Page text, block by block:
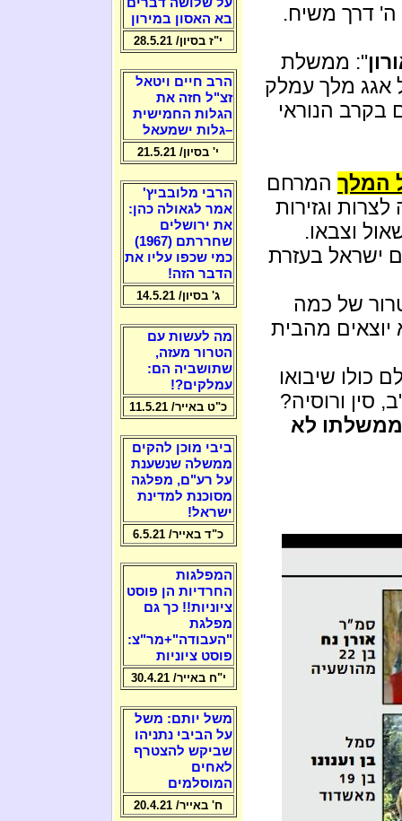
ה' דרך משיח.
": ממשלת
אגג מלך עמלק
בקרב הנוראי
המלך המרחם
וגזירות
וצבאו.
ישראל בעזרת
של כמה
יוצאים מהבית
כולו שיבואו
סין ורוסיה?
לא
בא האסון במירון
י"ז בסיון/ 28.5.21
הרב חיים ויטאל
זצ"ל חזה את
הגלות החמישית
–גלות ישמעאל
י' בסיון/ 21.5.21
הרבי מלובביץ'
אמר לגאולה כהן:
את ירושלים
שחררתם (1967)
כמי שכפו עליו את
הדבר הזה!
ג' בסיון/ 14.5.21
מה לעשות עם
הטרור מעזה,
שתושביה הם:
עמלקים?!
כ"ט באייר/ 11.5.21
ביבי מוכן להקים
ממשלה שנשענת
על רע"ם, מפלגה
מסוכנת למדינת
ישראל!
כ"ד באייר/ 6.5.21
המפלגות
החרדיות הן פוסט
ציוניות!! כך גם
מפלגת
"העבודה"+מר"צ:
פוסט ציוניות
י"ח באייר/ 30.4.21
משל יותם: משל
על הביבי נתניהו
שביקש להצטרף
לאחים
המוסלמים
ח' באייר/ 20.4.21